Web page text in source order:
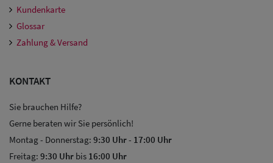
Kundenkarte
Glossar
Zahlung & Versand
KONTAKT
Sie brauchen Hilfe?
Gerne beraten wir Sie persönlich!
Montag - Donnerstag: 9:30 Uhr- 17:00 Uhr
Freitag: 9:30 Uhr bis 16:00 Uhr